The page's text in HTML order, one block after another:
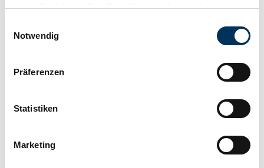
nutzt. Sie können Ihre Einwilligung jederzeit über die
Trigger Symbol ändern oder widerrufen
Informationen über Ihre geografische Lage
können
bestimmten Merkmalen (Fingerprinting) identifizieren
Erfahren Sie mehr darüber, wie Ihre persönlichen Daten
Notwendig
Präferenzen
Statistiken
Marketing